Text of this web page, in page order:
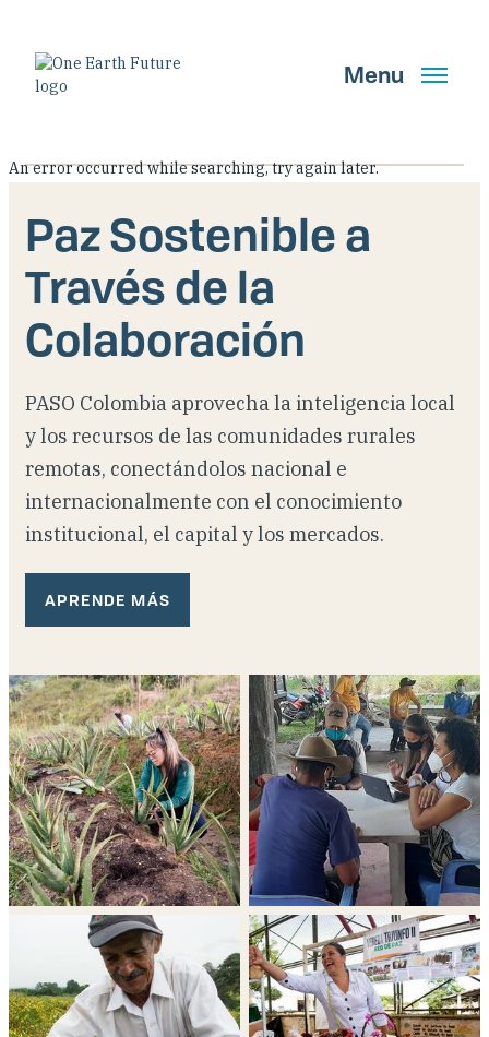
contenido
principal
Menu
Buscar
OBTENER ACTUALIZACIONES
Quiénes somos
Qué hacemos
Dónde trabajamos
Investigación y reportes
Mensaje
de
error
An error occurred while searching, try again later.
Paz Sostenible a
Través de la
Colaboración
PASO Colombia aprovecha la inteligencia local
y los recursos de las comunidades rurales
remotas, conectándolos nacional e
internacionalmente con el conocimiento
institucional, el capital y los mercados.
APRENDE MÁS